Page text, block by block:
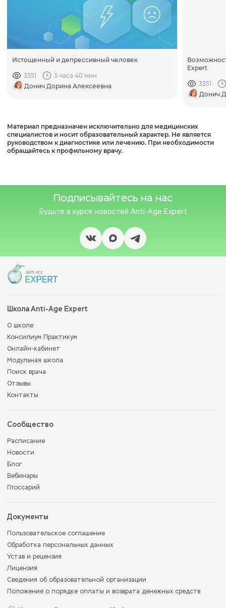
Истощенный и депрессивный человек
3351
3 часа 40 мин
Донич Дорина Алексеевна
Expert
3351
Донич
Материал предназначен исключительно для медицинских
специалистов и носит образовательный характер. Не является
руководством к диагностике или лечению. При необходимости
обращайтесь к профильному врачу.
Подписывайтесь на нас
Будьте в курсе новостей Anti-Age Expert
Школа Anti-Age Expert
О школе
Консилиум Практикум
Онлайн-кабинет
Модульная школа
Поиск врача
Отзывы
Контакты
Сообщество
Расписание
Новости
Блог
Вебинары
Глоссарий
Документы
Пользовательское соглашение
Обработка персональных данных
Устав и рецензия
Лицензия
Сведения об образовательной организации
Положение о порядке оплаты и возврата денежных средств